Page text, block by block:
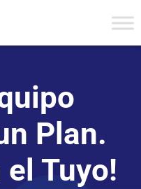
Plan.
el Tuyo!